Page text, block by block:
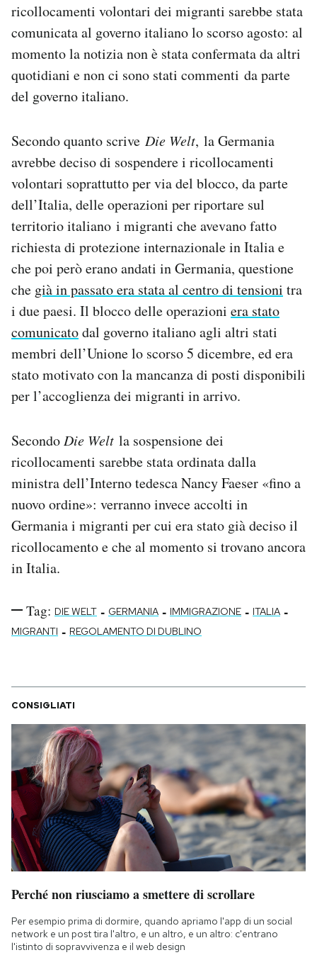
ricollocamenti volontari dei migranti sarebbe stata
comunicata al governo italiano lo scorso agosto: al
momento la notizia non è stata confermata da altri
quotidiani e non ci sono stati commenti da parte
del governo italiano.
Secondo quanto scrive Die Welt, la Germania
avrebbe deciso di sospendere i ricollocamenti
volontari soprattutto per via del blocco, da parte
dell’Italia, delle operazioni per riportare sul
territorio italiano i migranti che avevano fatto
richiesta di protezione internazionale in Italia e
che poi però erano andati in Germania, questione
che già in passato era stata al centro di tensioni tra
i due paesi. Il blocco delle operazioni era stato
comunicatodal governo italiano agli altri stati
membri dell’Unione lo scorso 5 dicembre, ed era
stato motivato con la mancanza di posti disponibili
per l’accoglienza dei migranti in arrivo.
Secondo Die Welt la sospensione dei
ricollocamenti sarebbe stata ordinata dalla
ministra dell’Interno tedesca Nancy Faeser «fino a
nuovo ordine»: verranno invece accolti in
Germania i migranti per cui era stato già deciso il
ricollocamento e che al momento si trovano ancora
in Italia.
Tag: DIE WELT - GERMANIA - IMMIGRAZIONE - ITALIA -
MIGRANTI - REGOLAMENTO DI DUBLINO
CONSIGLIATI
Perché non riusciamo a smettere di scrollare
Per esempio prima di dormire, quando apriamo l'app di un social
network e un post tira l'altro, e un altro, e un altro: c'entrano
l'istinto di sopravvivenza e il web design